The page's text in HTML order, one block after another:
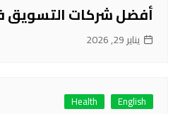
أفضل شركات التسويق
يناير 29, 2026
English
Health